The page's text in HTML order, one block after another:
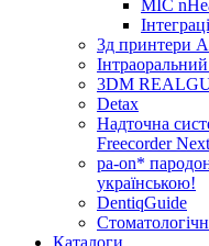
МІС
3д принтери
3DM
Detax
Надточна
Freecorder Next
pa-on*
українською!
DentiqGuide
Каталоги